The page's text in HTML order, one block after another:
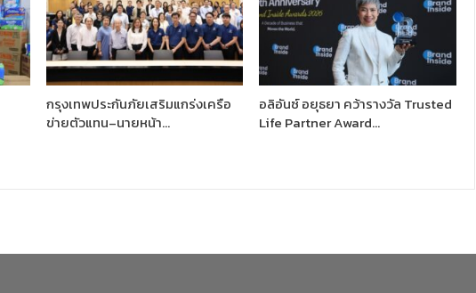
กรุงเทพประกันภัยเสริมแกร่งเครือ
ข่ายตัวแทน–นายหน้า…
อลิอันซ์ อยุธยา คว้ารางวัล Trusted
Life Partner Award…